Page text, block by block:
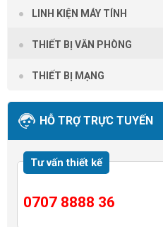
LINH KIỆN MÁY TÍNH
THIẾT BỊ VĂN PHÒNG
THIẾT BỊ MẠNG
HỖ TRỢ TRỰC TUYẾN
Tư vấn thiết kế
0707 8888 36